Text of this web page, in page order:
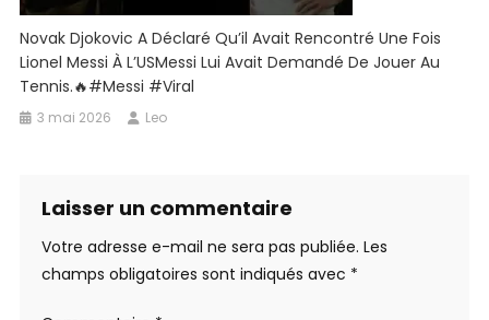
Novak Djokovic A Déclaré Qu’il Avait Rencontré Une Fois
Lionel Messi À L’USMessi Lui Avait Demandé De Jouer Au
Tennis.🔥#messi #viral
3 mai 2026 Leo
Laisser un commentaire
Votre adresse e-mail ne sera pas publiée. Les
champs obligatoires sont indiqués avec *